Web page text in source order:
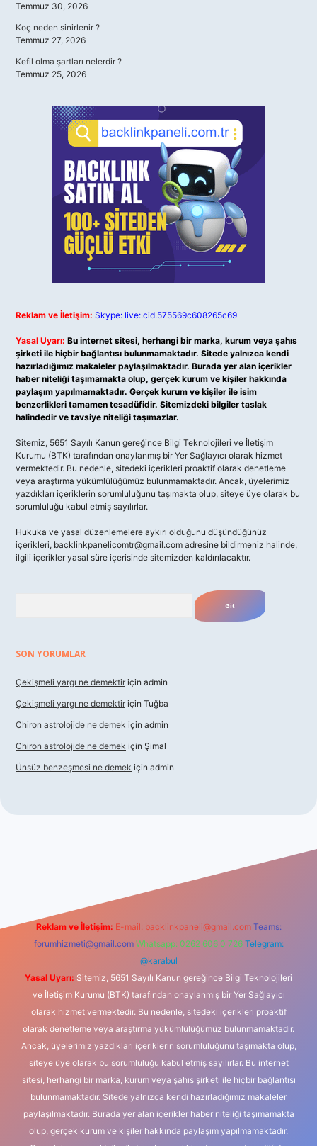
Temmuz 30, 2026
Koç neden sinirlenir ?
Temmuz 27, 2026
Kefil olma şartları nelerdir ?
Temmuz 25, 2026
Reklam ve İletişim: Skype: live:.cid.575569c608265c69
Yasal Uyarı: Bu internet sitesi, herhangi bir marka, kurum veya şahıs
şirketi ile hiçbir bağlantısı bulunmamaktadır. Sitede yalnızca kendi
hazırladığımız makaleler paylaşılmaktadır. Burada yer alan içerikler
haber niteliği taşımamakta olup, gerçek kurum ve kişiler hakkında
paylaşım yapılmamaktadır. Gerçek kurum ve kişiler ile isim
benzerlikleri tamamen tesadüfidir. Sitemizdeki bilgiler taslak
halindedir ve tavsiye niteliği taşımazlar.
Sitemiz, 5651 Sayılı Kanun gereğince Bilgi Teknolojileri ve İletişim
Kurumu (BTK) tarafından onaylanmış bir Yer Sağlayıcı olarak hizmet
vermektedir. Bu nedenle, sitedeki içerikleri proaktif olarak denetleme
veya araştırma yükümlülüğümüz bulunmamaktadır. Ancak, üyelerimiz
yazdıkları içeriklerin sorumluluğunu taşımakta olup, siteye üye olarak bu
sorumluluğu kabul etmiş sayılırlar.
Hukuka ve yasal düzenlemelere aykırı olduğunu düşündüğünüz
içerikleri, backlinkpanelicomtr@gmail.com adresine bildirmeniz halinde,
ilgili içerikler yasal süre içerisinde sitemizden kaldırılacaktır.
SON YORUMLAR
Çekişmeli yargı ne demektir için admin
Çekişmeli yargı ne demektir için Tuğba
Chiron astrolojide ne demek için admin
Chiron astrolojide ne demek için Şimal
Ünsüz benzeşmesi ne demek için admin
Reklam ve İletişim: E-mail: backlinkpaneli@gmail.com Teams:
forumhizmeti@gmail.com Whatsapp: 0262 606 0 726 Telegram:
@karabul
Yasal Uyarı: Sitemiz, 5651 Sayılı Kanun gereğince Bilgi Teknolojileri
ve İletişim Kurumu (BTK) tarafından onaylanmış bir Yer Sağlayıcı
olarak hizmet vermektedir. Bu nedenle, sitedeki içerikleri proaktif
olarak denetleme veya araştırma yükümlülüğümüz bulunmamaktadır.
Ancak, üyelerimiz yazdıkları içeriklerin sorumluluğunu taşımakta olup,
siteye üye olarak bu sorumluluğu kabul etmiş sayılırlar. Bu internet
sitesi, herhangi bir marka, kurum veya şahıs şirketi ile hiçbir bağlantısı
bulunmamaktadır. Sitede yalnızca kendi hazırladığımız makaleler
paylaşılmaktadır. Burada yer alan içerikler haber niteliği taşımamakta
olup, gerçek kurum ve kişiler hakkında paylaşım yapılmamaktadır.